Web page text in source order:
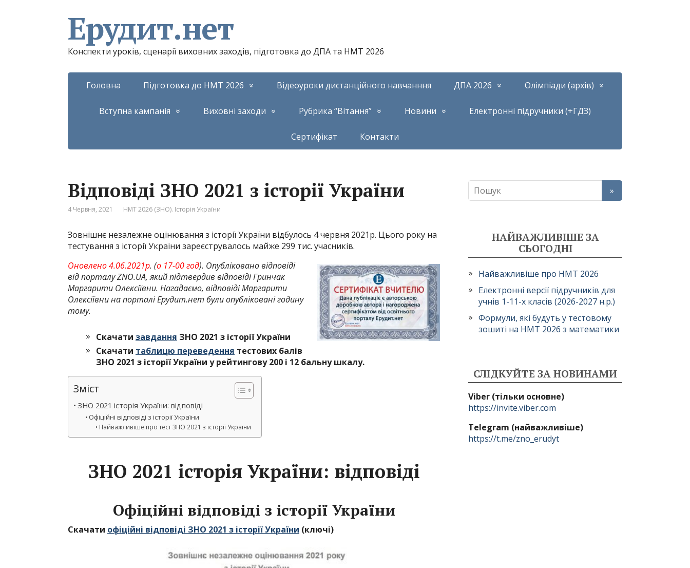
Ерудит.нет
Конспекти уроків, сценарії виховних заходів, підготовка до ДПА та НМТ 2026
Головна Підготовка до НМТ 2026 Відеоуроки дистанційного навчанння ДПА 2026 Олімпіади (архів)
Вступна кампанія Виховні заходи Рубрика “Вітання” Новини Електронні підручники (+ГДЗ)
Сертифікат Контакти
Відповіді ЗНО 2021 з історії України
4 Червня, 2021 НМТ 2026 (ЗНО). Історія України
Зовнішнє незалежне оцінювання з історії України відбулось 4 червня 2021р. Цього року на
тестування з історії України зареєструвалось майже 299 тис. учасників.
Оновлено 4.06.2021р. (о 17-00 год). Опубліковано відповіді
від порталу ZNO.UA, який підтвердив відповіді Гринчак
Маргарити Олексіївни. Нагадаємо, відповіді Маргарити
Олексіївни на порталі Ерудит.нет були опубліковані годину
тому.
Скачати завдання ЗНО 2021 з історії України
Скачати таблицю переведення тестових балів
ЗНО 2021 з історії України у рейтингову 200 і 12 бальну шкалу.
Зміст
ЗНО 2021 історія України: відповіді
Офіційні відповіді з історії України
Найважливіше про тест ЗНО 2021 з історії України
ЗНО 2021 історія України: відповіді
Офіційні відповіді з історії України
Скачати офіційні відповіді ЗНО 2021 з історії України (ключі)
НАЙВАЖЛИВІШЕ ЗА
СЬОГОДНІ
Найважливіше про НМТ 2026
Електронні версії підручників для
учнів 1-11-х класів (2026-2027 н.р.)
Формули, які будуть у тестовому
зошиті на НМТ 2026 з математики
СЛІДКУЙТЕ ЗА НОВИНАМИ
Viber (тільки основне)
https://invite.viber.com
Telegram (найважливіше)
https://t.me/zno_erudyt